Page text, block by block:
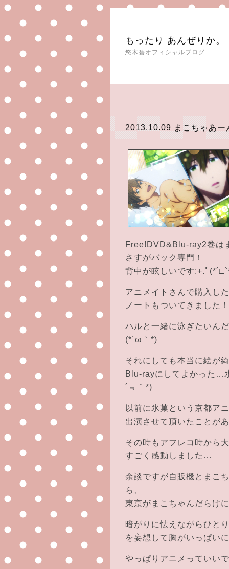
もったり あんぜりか。
悠木碧オフィシャルブログ
2013.10.09 まこちゃあー
Free!DVD&Blu-ray2巻は
さすがバック専門！
背中が眩しいです:+.ﾟ
アニメイトさんで購入し
ノートもついてきました！
ハルと一緒に泳ぎたいん
(*´ω｀*)
それにしても本当に絵が
Blu-rayにしてよかった…
´﹃｀*)
以前に氷菓という京都ア
出演させて頂いたことが
その時もアフレコ時から
すごく感動しました…
余談ですが自販機とまこ
ら、
東京がまこちゃんだらけ
暗がりに怯えながらひと
を妄想して胸がいっぱい
やっぱりアニメっていい